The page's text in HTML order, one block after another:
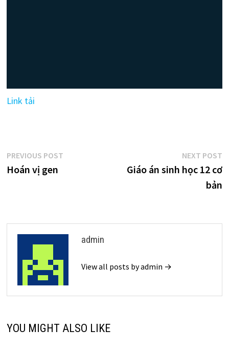
Link tải
Điều
hướng
PREVIOUS POSTPrevious
Hoán vị gen
NEXT POST
Giáo án sinh học 12 cơ
bản
admin
View all posts by admin →
YOU MIGHT ALSO LIKE